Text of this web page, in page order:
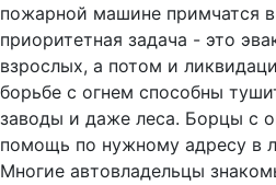
пожарной машине примчатся
приоритетная задача - это
взрослых, а потом и
борьбе с огнем способны
заводы и даже леса. Борцы с
помощь по нужному адресу в
Многие автовладельцы